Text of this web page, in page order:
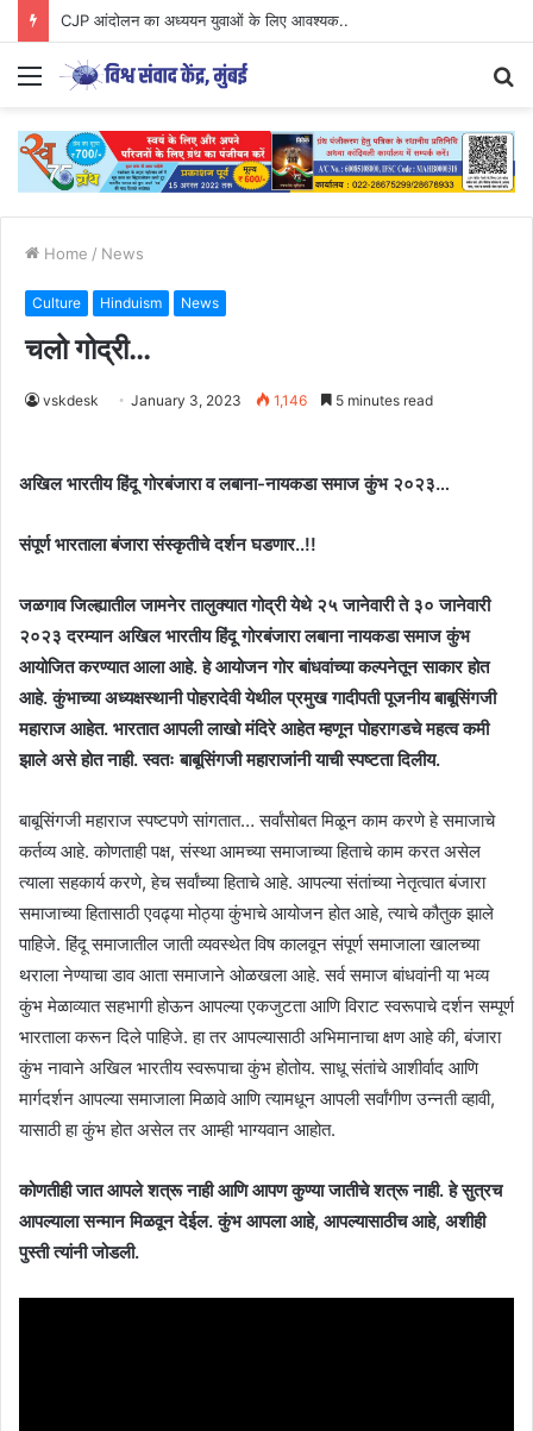
CJP आंदोलन का अध्ययन युवाओं के लिए आवश्यक..
Menu
Home / News
Culture Hinduism News
चलो गोद्री…
vskdesk January 3, 2023 1,146 5 minutes read
अखिल भारतीय हिंदू गोरबंजाराव लबाना-नायकडा समाज कुंभ २०२३…
संपूर्ण भारताला बंजारा संस्कृतीचे दर्शन घडणार..!!
जळगाव जिल्ह्यातील जामनेर तालुक्यात गोद्री येथे २५ जानेवारी ते ३० जानेवारी
२०२३ दरम्यान अखिल भारतीय हिंदू गोरबंजारा लबाना नायकडा समाज कुंभ
आयोजित करण्यात आला आहे. हे आयोजन गोर बांधवांच्या कल्पनेतून साकार होत
आहे. कुंभाच्या अध्यक्षस्थानी पोहरादेवी येथील प्रमुख गादीपती पूजनीय बाबूसिंगजी
महाराज आहेत. भारतात आपली लाखो मंदिरे आहेत म्हणून पोहरागडचे महत्व कमी
झाले असे होत नाही. स्वतः बाबूसिंगजी महाराजांनी याची स्पष्टता दिलीय.
बाबूसिंगजी महाराज स्पष्टपणे सांगतात… सर्वांसोबत मिळून काम करणे हे समाजाचे
कर्तव्य आहे. कोणताही पक्ष, संस्था आमच्या समाजाच्या हिताचे काम करत असेल
त्याला सहकार्य करणे, हेच सर्वांच्या हिताचे आहे. आपल्या संतांच्या नेतृत्वात बंजारा
समाजाच्या हितासाठी एवढ्या मोठ्या कुंभाचे आयोजन होत आहे, त्याचे कौतुक झाले
पाहिजे. हिंदू समाजातील जाती व्यवस्थेत विष कालवून संपूर्ण समाजाला खालच्या
थराला नेण्याचा डाव आता समाजाने ओळखला आहे. सर्व समाज बांधवांनी या भव्य
कुंभ मेळाव्यात सहभागी होऊन आपल्या एकजुटता आणि विराट स्वरूपाचे दर्शन सम्पूर्ण
भारताला करून दिले पाहिजे. हा तर आपल्यासाठी अभिमानाचा क्षण आहे की, बंजारा
कुंभ नावाने अखिल भारतीय स्वरूपाचा कुंभ होतोय. साधू संतांचे आशीर्वाद आणि
मार्गदर्शन आपल्या समाजाला मिळावे आणि त्यामधून आपली सर्वांगीण उन्नती व्हावी,
यासाठी हा कुंभ होत असेल तर आम्ही भाग्यवान आहोत.
कोणतीही जात आपले शत्रू नाही आणि आपण कुण्या जातीचे शत्रू नाही. हे सुत्रच
आपल्याला सन्मान मिळवून देईल. कुंभ आपला आहे, आपल्यासाठीच आहे, अशीही
पुस्ती त्यांनी जोडली.